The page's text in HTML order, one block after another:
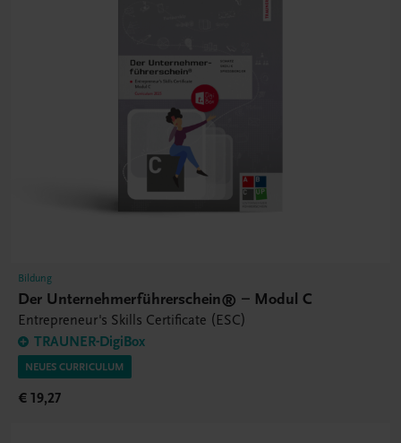
Bildung
Der Unternehmerführerschein® – Modul C
Entrepreneur's Skills Certificate (ESC)
TRAUNER-DigiBox
NEUES CURRICULUM
€ 19,27